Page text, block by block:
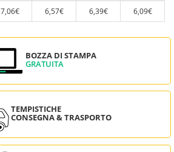
7,06€ 6,57€ 6,39€ 6,09€
BOZZA DI STAMPA
GRATUITA
TEMPISTICHE
CONSEGNA & TRASPORTO